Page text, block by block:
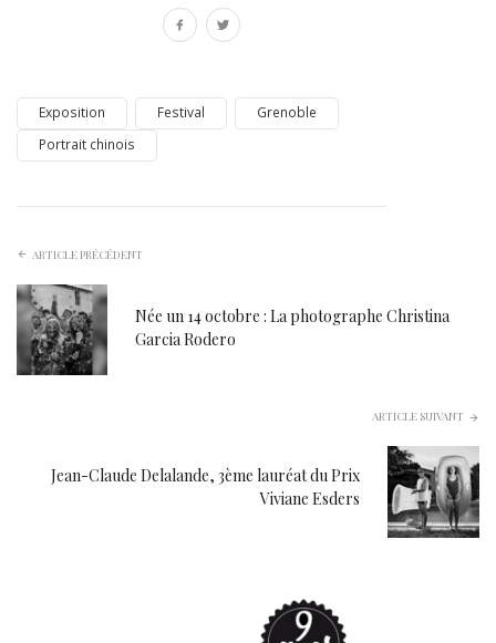
Exposition Festival
Grenoble
Portrait chinois
ARTICLE PRÉCÉDENT
Née un 14 octobre : La photographe Christina
Garcia Rodero
ARTICLE SUIVANT
Jean-Claude Delalande, 3ème lauréat du Prix
Viviane Esders